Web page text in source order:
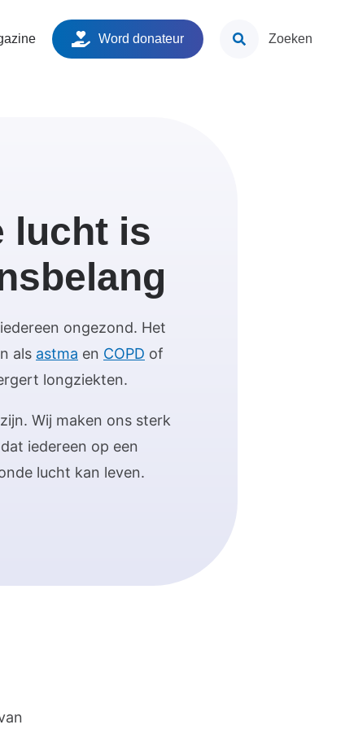
Word donateur Zoeken
lucht is
ongezond. Het
als astma en COPD of
longziekten.
Wij maken ons sterk
iedereen op een
lucht kan leven.